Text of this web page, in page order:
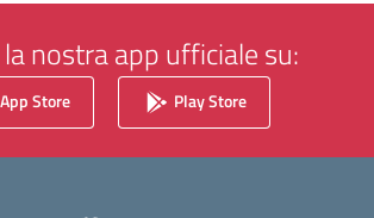
la nostra app ufficiale su:
App Store Play Store